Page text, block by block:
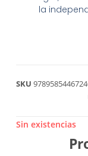
la
SKU 9789585446724
Sin existencias